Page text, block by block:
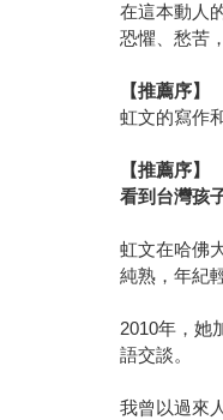
在這本動人
恐懼、愁苦
【推薦序】
虹文的寫作
【推薦序】
看到台灣孩
虹文在哈佛
純熟，年紀
2010年，她
語交談。
我曾以過來